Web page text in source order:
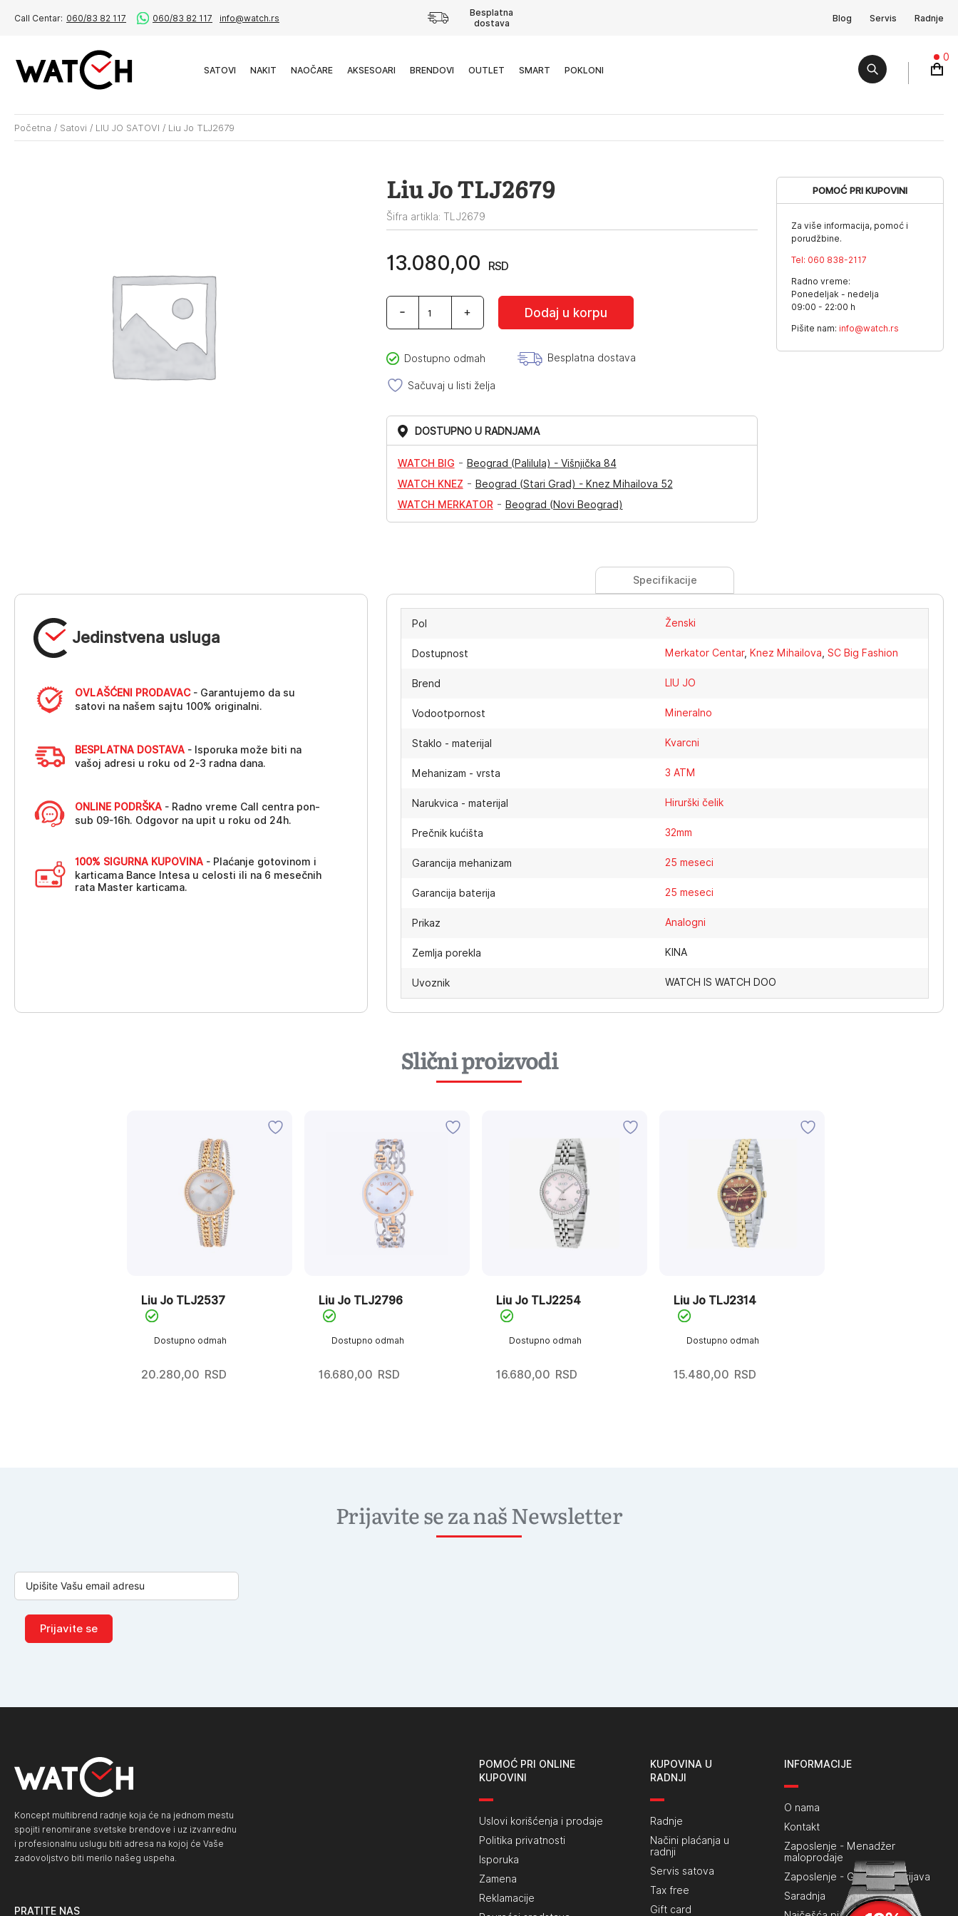
Call Centar: 060/83 82 117 060/83 82 117 info@watch.rs
Besplatna
dostava
Blog Servis Radnje
SATOVI NAKIT NAOČARE AKSESOARI BRENDOVI OUTLET SMART POKLONI
0
Početna / Satovi / LIU JO SATOVI / Liu Jo TLJ2679
Liu Jo TLJ2679
Šifra artikla: TLJ2679
13.080,00 RSD
Liu
TLJ2679
Dodaj u korpu
Dostupno odmah Besplatna dostava
Sačuvaj u listi želja
DOSTUPNO U RADNJAMA
WATCH BIG - Beograd (Palilula) - Višnjička 84
WATCH KNEZ - Beograd (Stari Grad) - Knez Mihailova 52
WATCH MERKATOR- Beograd (Novi Beograd)
POMOĆ PRI KUPOVINI
Za više informacija, pomoć i
porudžbine.
Tel: 060 838-2117
Radno vreme:
Ponedeljak - nedelja
09:00 - 22:00 h
Pišite nam: info@watch.rs
Jedinstvena usluga
OVLAŠĆENI PRODAVAC- Garantujemo da su
satovi na našem sajtu 100% originalni.
BESPLATNA DOSTAVA - Isporuka može biti na
vašoj adresi u roku od 2-3 radna dana.
ONLINE PODRŠKA - Radno vreme Call centra pon-
sub 09-16h. Odgovor na upit u roku od 24h.
100% SIGURNA KUPOVINA - Plaćanje gotovinom i
karticama Bance Intesa u celosti ili na 6 mesečnih
rata Master karticama.
Specifikacije
Pol Ženski
Dostupnost Merkator Centar,Knez Mihailova ,SC Big Fashion
Brend LIU JO
Vodootpornost Mineralno
Staklo - materijal Kvarcni
Mehanizam - vrsta 3 ATM
Narukvica - materijal Hirurški čelik
Prečnik kućišta 32mm
Garancija mehanizam 25 meseci
Garancija baterija 25 meseci
Prikaz Analogni
Zemlja porekla KINA
Uvoznik WATCH IS WATCH DOO
Slični proizvodi
Dostupno odmah
Liu Jo TLJ2537
20.280,00 RSD
Dostupno odmah
Liu Jo TLJ2796
16.680,00 RSD
Dostupno odmah
Liu Jo TLJ2254
16.680,00 RSD
Dostupno odmah
Liu Jo TLJ2314
15.480,00 RSD
Prijavite se za naš Newsletter
Prijavite se
Koncept multibrend radnje koja će na jednom mestu
spojiti renomirane svetske brendove i uz izvanrednu
i profesionalnu uslugu biti adresa na kojoj će Vaše
zadovoljstvo biti merilo našeg uspeha.
PRATITE NAS
POMOĆ PRI ONLINE
KUPOVINI
Uslovi korišćenja i prodaje
Politika privatnosti
Isporuka
Zamena
Reklamacije
KUPOVINA U
RADNJI
Radnje
Načini plaćanja u
radnji
Servis satova
Tax free
Gift card
INFORMACIJE
O nama
Kontakt
Zaposlenje - Menadžer
maloprodaje
Zaposlenje - Generalna prijava
Saradnja